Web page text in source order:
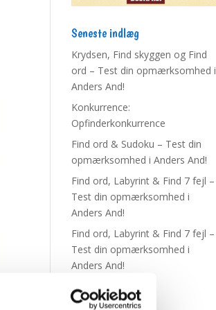
Seneste indlæg
Krydsen, Find skyggen og Find
ord – Test din opmærksomhed i
Anders And!
Konkurrence:
Opfinderkonkurrence
Find ord & Sudoku – Test din
opmærksomhed i Anders And!
Find ord, Labyrint & Find 7 fejl –
Test din opmærksomhed i
Anders And!
Find ord, Labyrint & Find 7 fejl –
Test din opmærksomhed i
Anders And!
Tags